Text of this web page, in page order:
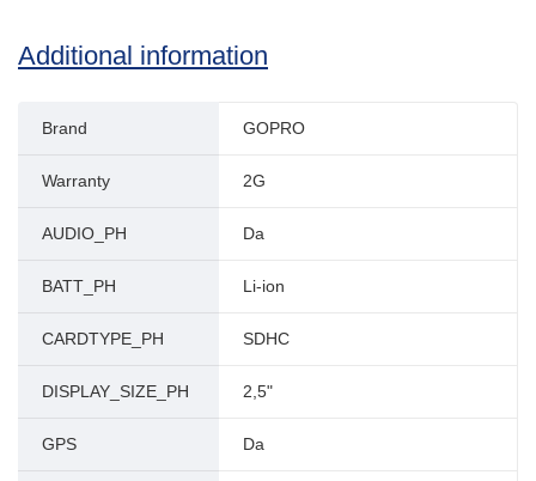
Additional information
Brand GOPRO
Warranty 2G
AUDIO_PH Da
BATT_PH Li-ion
CARDTYPE_PH SDHC
DISPLAY_SIZE_PH 2,5"
GPS Da